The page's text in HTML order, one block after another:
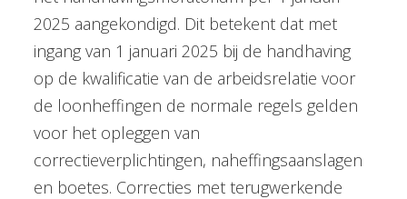
2025 aangekondigd. Dit betekent dat met
ingang van 1 januari 2025 bij de handhaving
op de kwalificatie van de arbeidsrelatie voor
de loonheffingen de normale regels gelden
voor het opleggen van
correctieverplichtingen, naheffingsaanslagen
en boetes. Correcties met terugwerkende